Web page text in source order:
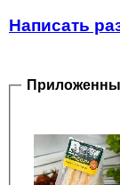
Написать